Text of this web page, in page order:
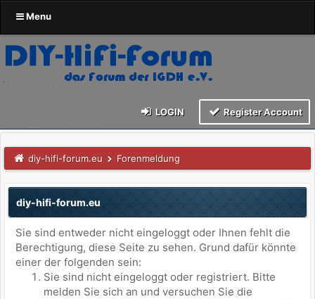
Menu
LOGIN Register Account
diy-hifi-forum.eu Forenmeldung
diy-hifi-forum.eu
Sie sind entweder nicht eingeloggt oder Ihnen fehlt die
Berechtigung, diese Seite zu sehen. Grund dafür könnte
einer der folgenden sein:
Sie sind nicht eingeloggt oder registriert. Bitte
melden Sie sich an und versuchen Sie die